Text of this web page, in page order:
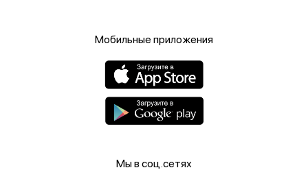
Мобильные приложения
Мы в соц.сетях